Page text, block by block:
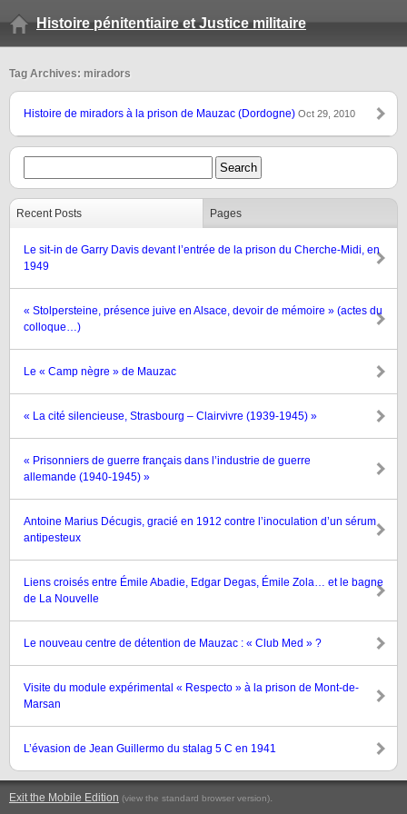
Histoire pénitentiaire et Justice militaire
Tag Archives: miradors
Histoire de miradors à la prison de Mauzac (Dordogne) Oct 29, 2010
Recent Posts Pages
Le sit-in de Garry Davis devant l’entrée de la prison du Cherche-Midi, en
1949
« Stolpersteine, présence juive en Alsace, devoir de mémoire » (actes du
colloque…)
Le « Camp nègre » de Mauzac
« La cité silencieuse, Strasbourg – Clairvivre (1939-1945) »
« Prisonniers de guerre français dans l’industrie de guerre
allemande (1940-1945) »
Antoine Marius Décugis, gracié en 1912 contre l’inoculation d’un sérum
antipesteux
Liens croisés entre Émile Abadie, Edgar Degas, Émile Zola… et le bagne
de La Nouvelle
Le nouveau centre de détention de Mauzac : « Club Med » ?
Visite du module expérimental « Respecto » à la prison de Mont-de-
Marsan
L’évasion de Jean Guillermo du stalag 5 C en 1941
Exit the Mobile Edition (view the standard browser version).